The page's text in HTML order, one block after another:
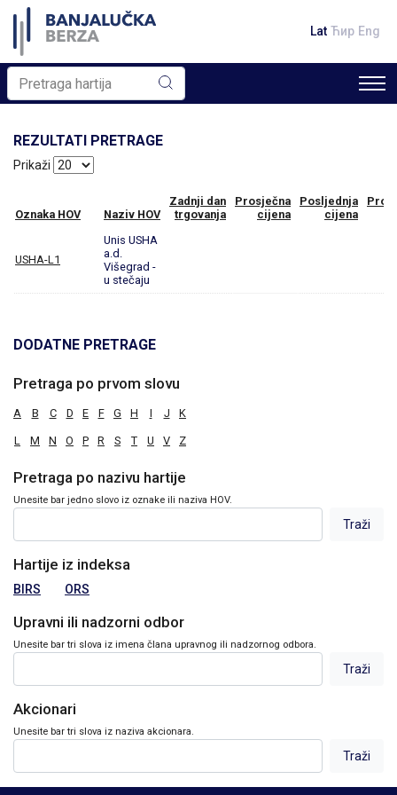
Lat Ћир Eng
REZULTATI PRETRAGE
Prikaži
Oznaka HOV Naziv HOV
Zadnji dan
trgovanja
Prosječna
cijena
Posljednja
cijena
USHA-L1
Unis USHA
a.d.
Višegrad -
u stečaju
DODATNE PRETRAGE
Pretraga po prvom slovu
A B C D E F G H I J K
L M N O P R S T U V Z
Pretraga po nazivu hartije
Unesite bar jedno slovo iz oznake ili naziva HOV.
Hartije iz indeksa
BIRS ORS
Upravni ili nadzorni odbor
Unesite bar tri slova iz imena člana upravnog ili nadzornog odbora.
Akcionari
Unesite bar tri slova iz naziva akcionara.